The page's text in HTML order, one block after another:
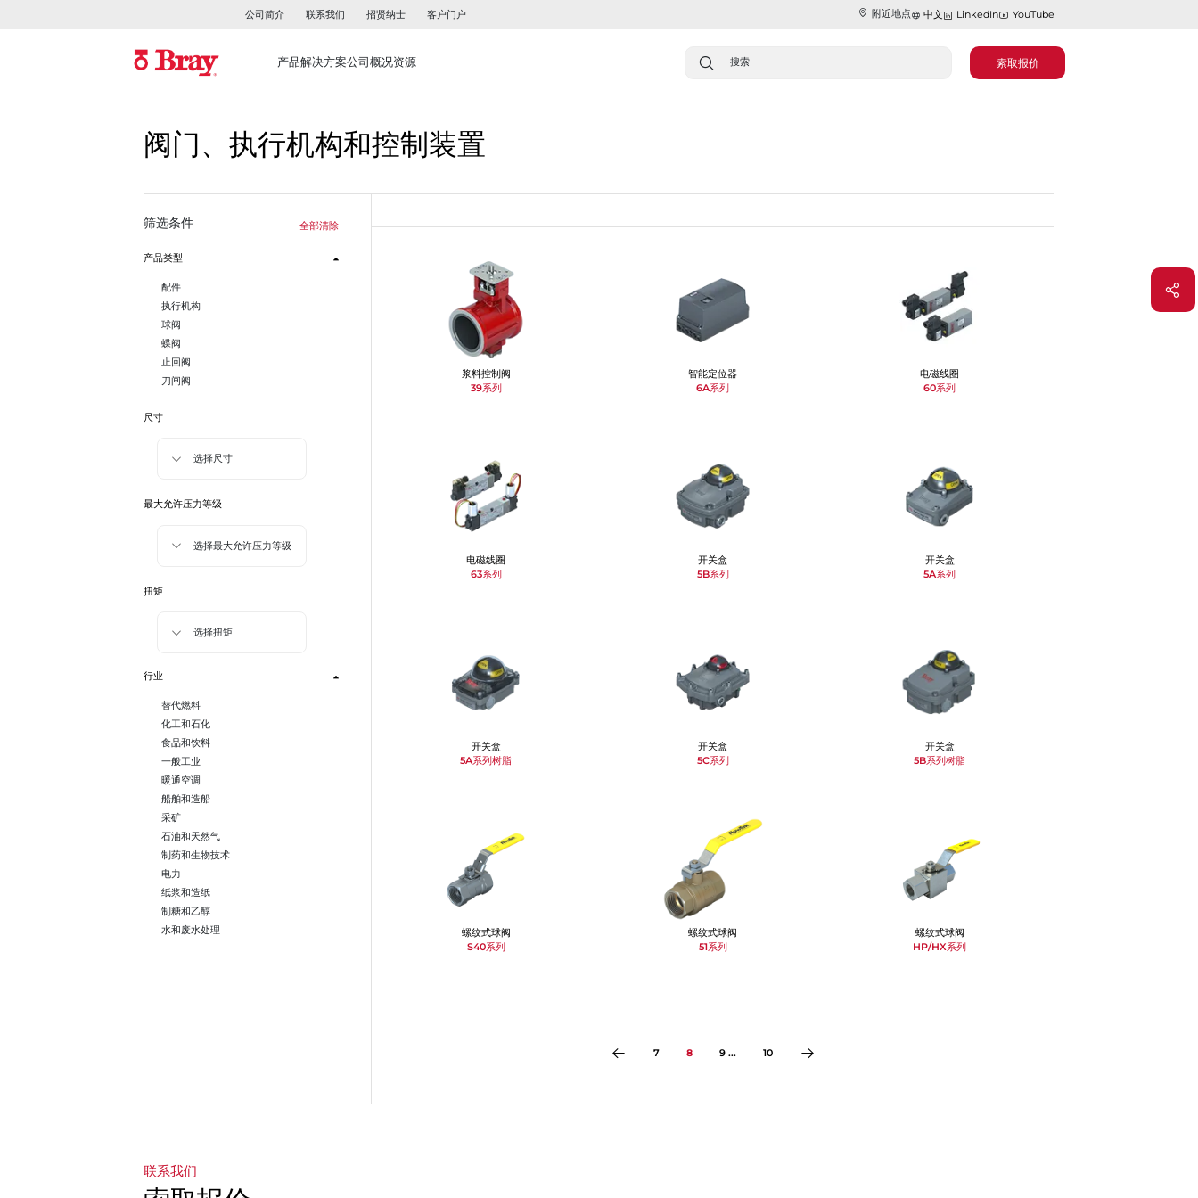
公司简介 联系我们 招贤纳士 客户门户 附近地点 中文 LinkedIn YouTube
产品解决方案公司概况资源 索取报价
阀门、执行机构和控制装置
筛选条件 全部清除
产品类型
配件
执行机构
球阀
蝶阀
止回阀
刀闸阀
尺寸
选择尺寸
最大允许压力等级
选择最大允许压力等级
扭矩
选择扭矩
行业
替代燃料
化工和石化
食品和饮料
一般工业
暖通空调
船舶和造船
采矿
石油和天然气
制药和生物技术
电力
纸浆和造纸
制糖和乙醇
水和废水处理
浆料控制阀
39系列
智能定位器
6A系列
电磁线圈
60系列
电磁线圈
63系列
开关盒
5B系列
开关盒
5A系列
开关盒
5A系列树脂
开关盒
5C系列
开关盒
5B系列树脂
螺纹式球阀
S40系列
螺纹式球阀
51系列
螺纹式球阀
HP/HX系列
7 8 9 ... 10
联系我们